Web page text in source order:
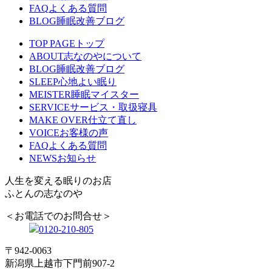
FAQよくある質問
BLOG睡眠改善ブログ
TOP PAGE トップ
ABOUT志なのやについて
BLOG睡眠改善ブログ
SLEEP心地よい眠り
MEISTER睡眠マイスター
SERVICEサービス・取扱寝具
MAKE OVER仕立て直し
VOICEお客様の声
FAQよくある質問
NEWSお知らせ
人生を変える眠りのお店
ふとんの志なのや
＜お電話でのお問合せ＞
0120-210-805
〒942-0063
新潟県上越市下門前907-2